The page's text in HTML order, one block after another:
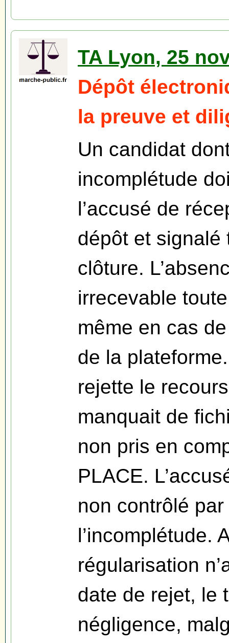
TA Lyon, 25
Dépôt
la preuve et
Un candidat
incomplétude
l’accusé de
dépôt et signalé
clôture.
irrecevable
même en cas
de la
rejette le
manquait de
non pris en
PLACE.
non contrôlé
l’incomplétude.
régularisation
date de rejet, le
négligence,